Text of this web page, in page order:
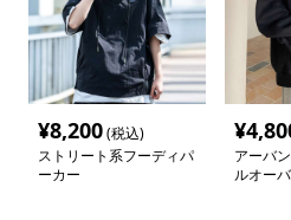
¥8,200(税込)
ストリート系フーディパ
ーカー
¥
アーバ
ルオー